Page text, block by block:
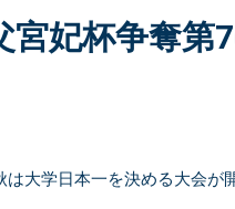
妃杯争奪第
大学日本一を決める大会が開